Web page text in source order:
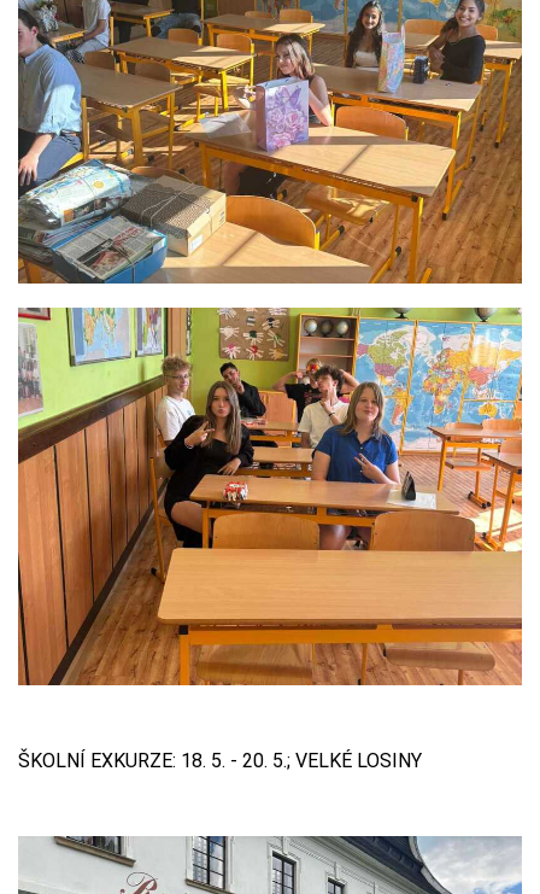
ŠKOLNÍ EXKURZE: 18. 5. - 20. 5.; VELKÉ LOSINY